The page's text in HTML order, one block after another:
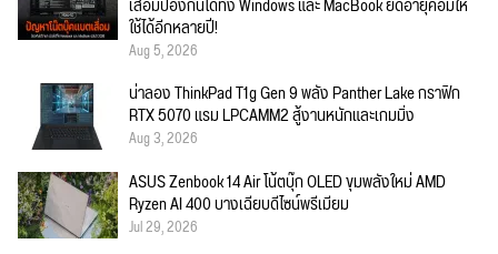
ใช้ได้อีกหลายปี!
Aug 5, 2026
น่าลอง ThinkPad T1g Gen 9 พลัง Panther Lake กราฟิก
RTX 5070 แรม LPCAMM2 สู้งานหนักและเกมมิ่ง
Aug 3, 2026
ASUS Zenbook 14 Air โน้ตบุ๊ก OLED ขุมพลังใหม่ AMD
Ryzen AI 400 บางเฉียบดีไซน์พรีเมียม
Jul 29, 2026